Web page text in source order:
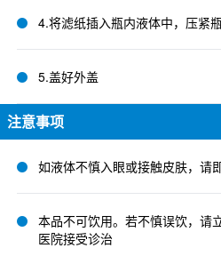
4.将滤纸插入瓶内液体中，压紧
5.盖好外盖
注意事项
如液体不慎入眼或接触皮肤，请
本品不可饮用。若不慎误饮，请
医院接受诊治